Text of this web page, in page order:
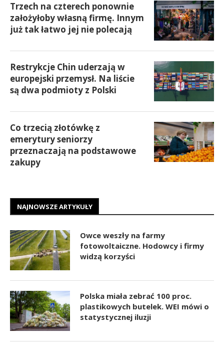
Trzech na czterech ponownie
założyłoby własną firmę. Innym
już tak łatwo jej nie polecają
Restrykcje Chin uderzają w
europejski przemysł. Na liście
są dwa podmioty z Polski
Co trzecią złotówkę z
emerytury seniorzy
przeznaczają na podstawowe
zakupy
NAJNOWSZE ARTYKUŁY
Owce weszły na farmy
fotowoltaiczne. Hodowcy i firmy
widzą korzyści
Polska miała zebrać 100 proc.
plastikowych butelek. WEI mówi o
statystycznej iluzji